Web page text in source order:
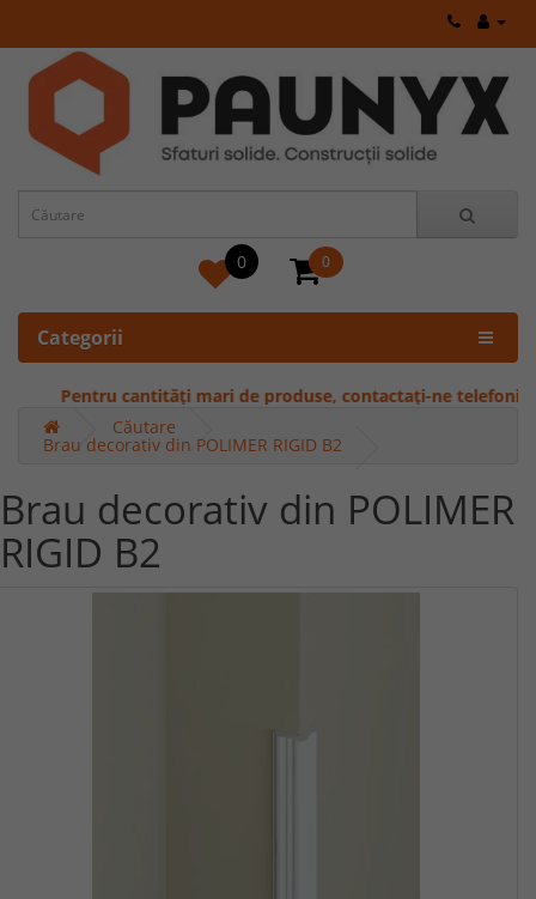
0 0
Categorii
Pentru cantități mari de produse, contactați-ne telefonic
Căutare
Brau decorativ din POLIMER RIGID B2
Brau decorativ din POLIMER
RIGID B2